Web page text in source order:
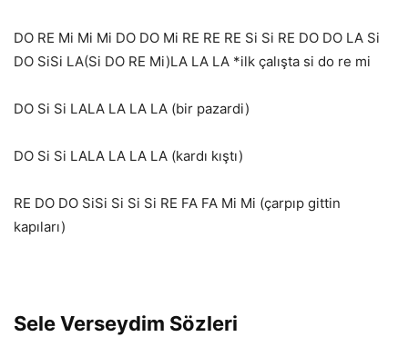
DO RE Mi Mi Mi DO DO Mi RE RE RE Si Si RE DO DO LA Si
DO SiSi LA(Si DO RE Mi)LA LA LA *ilk çalışta si do re mi
DO Si Si LALA LA LA LA (bir pazardi)
DO Si Si LALA LA LA LA (kardı kıştı)
RE DO DO SiSi Si Si Si RE FA FA Mi Mi (çarpıp gittin
kapıları)
Sele Verseydim Sözleri